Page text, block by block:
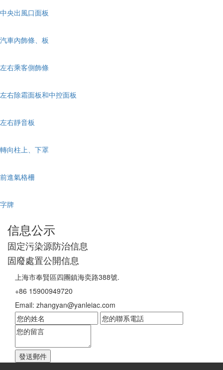
中央出風口面板
汽車內飾條、板
左右乘客側飾條
左右除霜面板和中控面板
左右靜音板
轉向柱上、下罩
前進氣格柵
字牌
信息公示
固定污染源防治信息
固廢處置公開信息
上海市奉賢區四團鎮海奕路388號.
+86 15900949720
Email: zhangyan@yanleiac.com